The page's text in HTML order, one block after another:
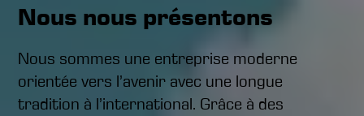
Nous nous présentons
Nous sommes une entreprise moderne
orientée vers l’avenir avec une longue
tradition à l’international. Grâce à des